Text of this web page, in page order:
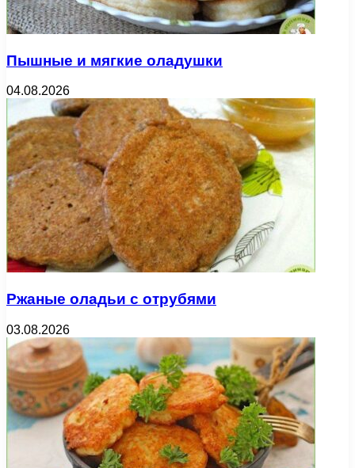
Пышные и мягкие оладушки
04.08.2026
Ржаные оладьи с отрубями
03.08.2026